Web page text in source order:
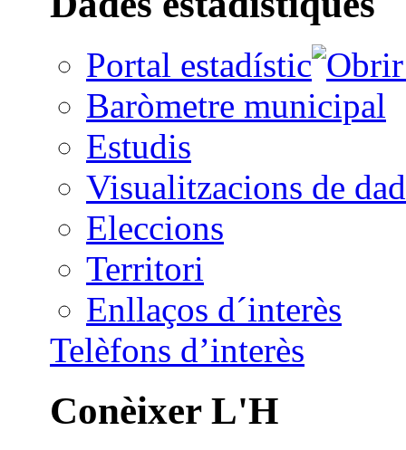
Portal estadístic
Baròmetre municipal
Estudis
Visualitzacions de
Eleccions
Territori
Enllaços d´interès
Telèfons d’interès
Conèixer L'H